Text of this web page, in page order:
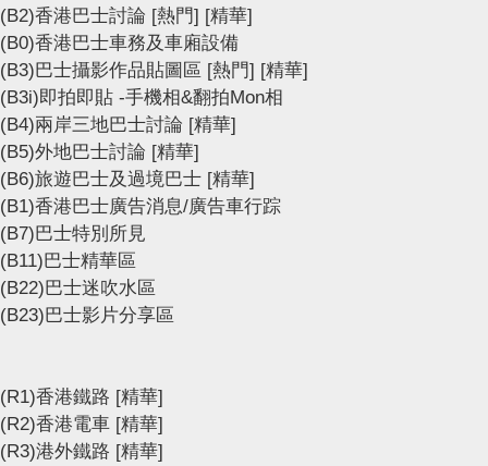
(B2)香港巴士討論 [熱門] [精華]
(B0)香港巴士車務及車廂設備
(B3)巴士攝影作品貼圖區 [熱門] [精華]
(B3i)即拍即貼 -手機相&翻拍Mon相
(B4)兩岸三地巴士討論 [精華]
(B5)外地巴士討論 [精華]
(B6)旅遊巴士及過境巴士 [精華]
(B1)香港巴士廣告消息/廣告車行踪
(B7)巴士特別所見
(B11)巴士精華區
(B22)巴士迷吹水區
(B23)巴士影片分享區
(R1)香港鐵路 [精華]
(R2)香港電車 [精華]
(R3)港外鐵路 [精華]